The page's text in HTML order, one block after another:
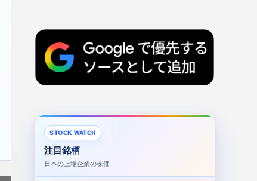
STOCK WATCH
注目銘柄
日本の上場企業の株価